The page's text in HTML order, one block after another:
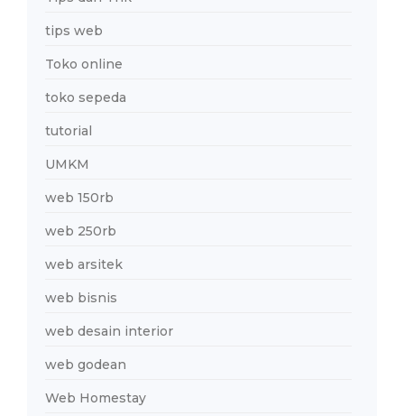
tips web
Toko online
toko sepeda
tutorial
UMKM
web 150rb
web 250rb
web arsitek
web bisnis
web desain interior
web godean
Web Homestay